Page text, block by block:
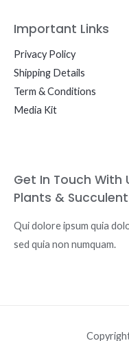
Important Links
Privacy Policy
Shipping Details
Term & Conditions
Media Kit
Get In Touch With
Plants &
Qui dolore ipsum quia
sed quia non numquam.